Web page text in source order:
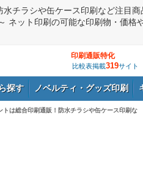
チラシや缶ケース印刷など注目商
ネット印刷の可能な印刷物・価格
印刷通販特化
比較表掲載319サイト
探す ノベルティ・グッズ印刷
トは総合印刷通販！防水チラシや缶ケース印刷な